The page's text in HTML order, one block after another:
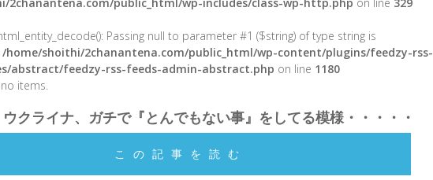
Passing null to parameter #1 ($string) of type string is
/home/shoithi/2chanantena.com/public_html/wp-content/plugins/feedzy-rss-
abstract/feedzy-rss-feeds-admin-abstract.php on line 1180
items.
ウクライナ、ガチで『とんでもない事』をしてる模様・・・・・
この記事を読む